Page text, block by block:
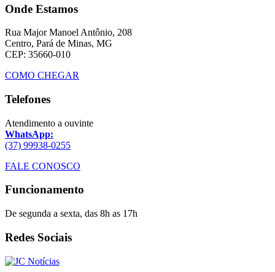
Onde Estamos
Rua Major Manoel Antônio, 208
Centro, Pará de Minas, MG
CEP: 35660-010
COMO CHEGAR
Telefones
Atendimento a ouvinte
WhatsApp:
(37) 99938-0255
FALE CONOSCO
Funcionamento
De segunda a sexta, das 8h as 17h
Redes Sociais